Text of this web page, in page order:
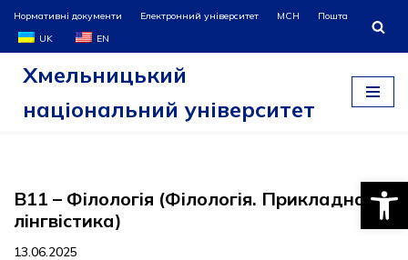
Перейти
до
Нормативні документи Електронний університет МСН
Пошта
UK
EN
Хмельницький
національний університет
B11 – Філологія (Філологія. Прикладна
лінгвістика)
13.06.2025